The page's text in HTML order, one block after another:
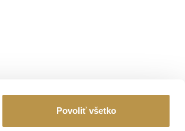
Povoliť všetko
IČ DPH: SK2023783982